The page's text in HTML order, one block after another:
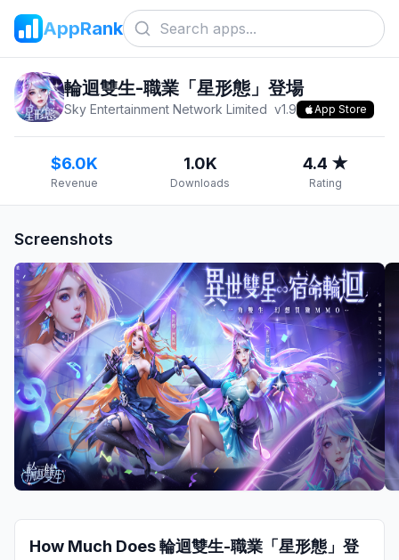
AppRank
輪迴雙生-職業「星形態」登場
Sky Entertainment Network Limited v1.9 App Store
$6.0K
Revenue
1.0K
Downloads
4.4 ★
Rating
Screenshots
How Much Does輪迴雙生-職業「星形態」登